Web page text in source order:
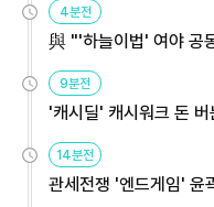
4분전
與 "'하늘이법' 여야 공
9분전
'캐시딜' 캐시워크 돈
14분전
관세전쟁 '엔드게임' 윤